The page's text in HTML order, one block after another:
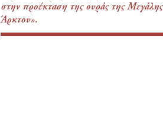
στην προέκταση της ουράς της Μεγάλης
Άρκτου».